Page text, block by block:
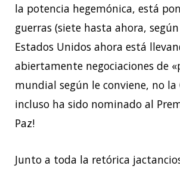
la potencia hegemónica, está
guerras (siete hasta ahora,
Estados Unidos ahora está
abiertamente negociaciones de
mundial según le conviene, no la
incluso ha sido nominado al
Paz!
Junto a toda la retórica